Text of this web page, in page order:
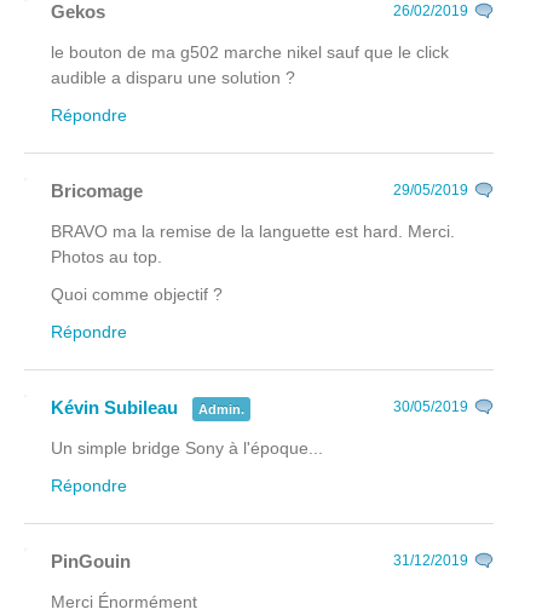
Gekos 26/02/2019
le bouton de ma g502 marche nikel sauf que le click
audible a disparu une solution ?
Répondre
Bricomage 29/05/2019
BRAVO ma la remise de la languette est hard. Merci.
Photos au top.
Quoi comme objectif ?
Répondre
Kévin Subileau Admin. 30/05/2019
Un simple bridge Sony à l'époque...
Répondre
PinGouin 31/12/2019
Merci Énormément